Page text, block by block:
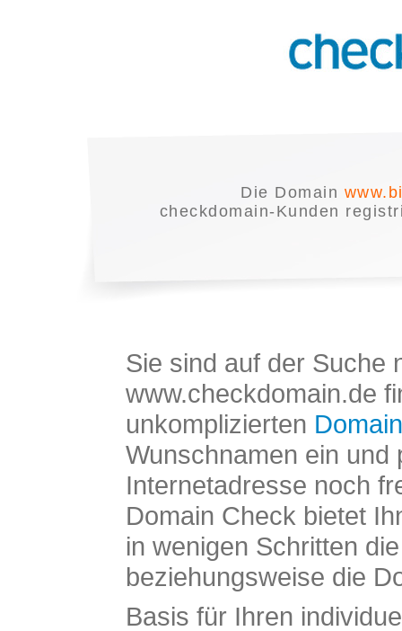
Die Domain
checkdomain-Kunden
Sie sind auf der Suche
www.checkdomain.de
unkomplizierten
Wunschnamen ein und
Internetadresse noch
Domain Check bietet
in wenigen Schritten
beziehungsweise die
Basis für Ihren